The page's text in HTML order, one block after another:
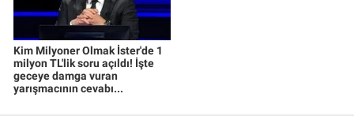
Kim Milyoner Olmak İster'de 1
milyon TL'lik soru açıldı! İşte
geceye damga vuran
yarışmacının cevabı...